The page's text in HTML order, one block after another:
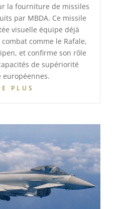
la fourniture de missiles
par MBDA. Ce missile
visuelle équipe déjà
comme le Rafale,
et confirme son rôle
de supériorité
européennes.
PLUS